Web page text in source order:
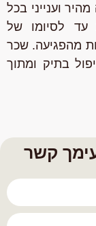
קשר
וענייני בכל
עד לסיומו של
מהפגיעה. שכר
בתיק ומתוך